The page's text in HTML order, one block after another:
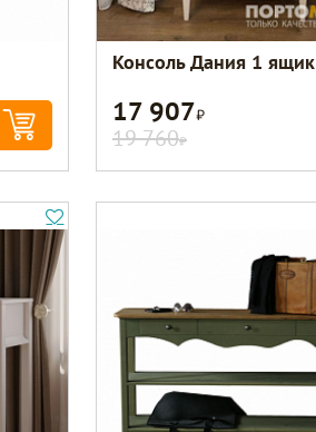
Консоль Дания 1 ящик
17 907Р
19 760Р